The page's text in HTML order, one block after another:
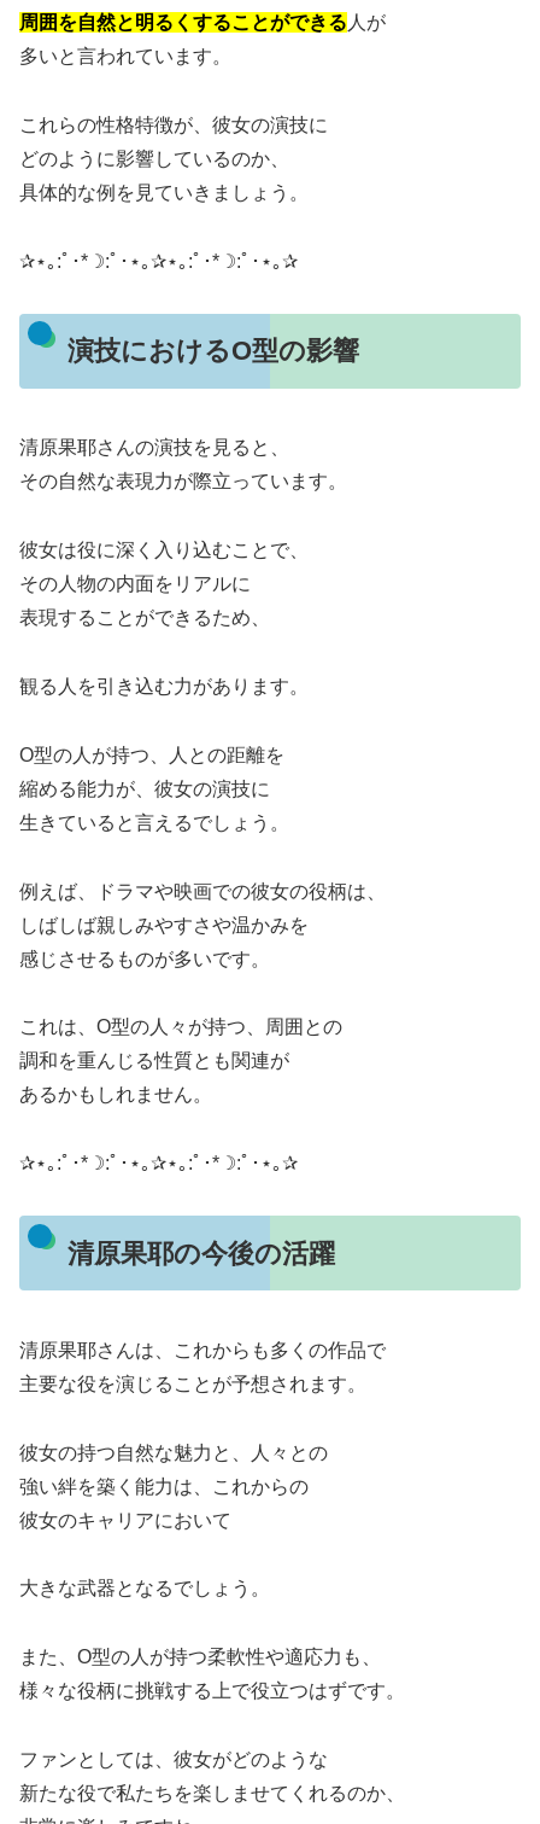
周囲を自然と明るくすることができる 人が
多いと言われています。
これらの性格特徴が、彼女の演技に
どのように影響しているのか、
具体的な例を見ていきましょう。
✰⋆｡:ﾟ･*☽:ﾟ･⋆｡✰⋆｡:ﾟ･*☽:ﾟ･⋆｡✰
演技におけるO型の影響
清原果耶さんの演技を見ると、
その自然な表現力が際立っています。
彼女は役に深く入り込むことで、
その人物の内面をリアルに
表現することができるため、
観る人を引き込む力があります。
O型の人が持つ、人との距離を
縮める能力が、彼女の演技に
生きていると言えるでしょう。
例えば、ドラマや映画での彼女の役柄は、
しばしば親しみやすさや温かみを
感じさせるものが多いです。
これは、O型の人々が持つ、周囲との
調和を重んじる性質とも関連が
あるかもしれません。
✰⋆｡:ﾟ･*☽:ﾟ･⋆｡✰⋆｡:ﾟ･*☽:ﾟ･⋆｡✰
清原果耶の今後の活躍
清原果耶さんは、これからも多くの作品で
主要な役を演じることが予想されます。
彼女の持つ自然な魅力と、人々との
強い絆を築く能力は、これからの
彼女のキャリアにおいて
大きな武器となるでしょう。
また、O型の人が持つ柔軟性や適応力も、
様々な役柄に挑戦する上で役立つはずです。
ファンとしては、彼女がどのような
新たな役で私たちを楽しませてくれるのか、